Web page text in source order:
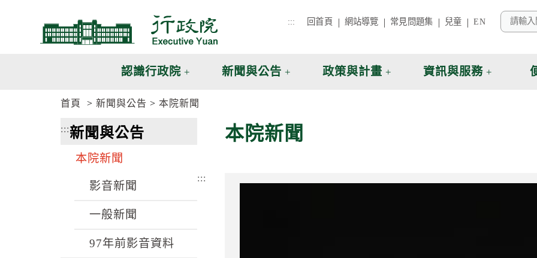
::: 回首頁 網站導覽 常見問題集 兒童 EN
認識行政院 新聞與公告 政策與計畫 資訊與服務
首頁 新聞與公告 本院新聞
:::新聞與公告
本院新聞
影音新聞
一般新聞
97年前影音資料
本院新聞
:::